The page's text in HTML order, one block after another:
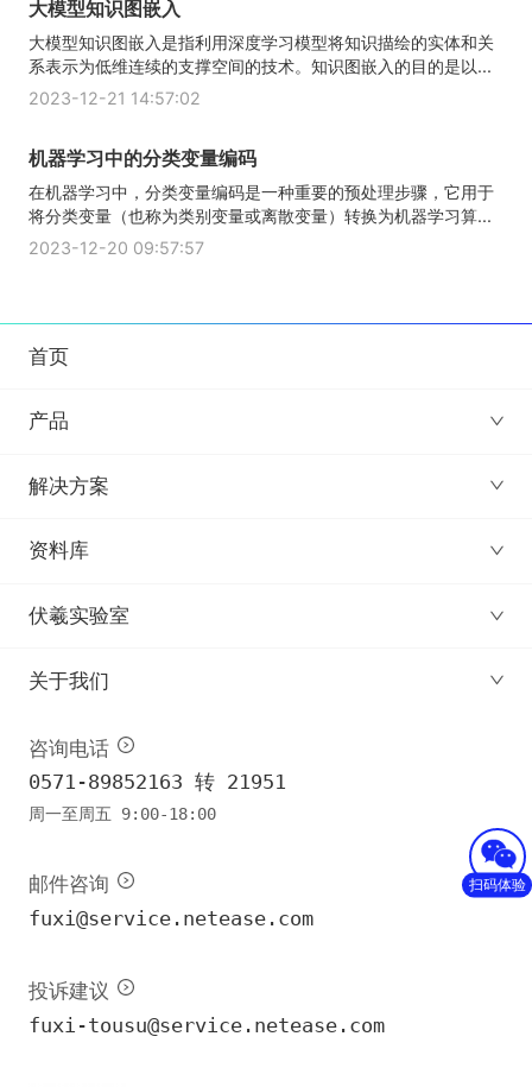
大模型知识图嵌入
大模型知识图嵌入是指利用深度学习模型将知识描绘的实体和关
系表示为低维连续的支撑空间的技术。知识图嵌入的目的是以...
2023-12-21 14:57:02
机器学习中的分类变量编码
在机器学习中，分类变量编码是一种重要的预处理步骤，它用于
将分类变量（也称为类别变量或离散变量）转换为机器学习算...
2023-12-20 09:57:57
首页
产品
解决方案
资料库
伏羲实验室
关于我们
咨询电话
0571-89852163 转 21951
周一至周五 9:00-18:00
邮件咨询
fuxi@service.netease.com
投诉建议
fuxi-tousu@service.netease.com
扫码体验